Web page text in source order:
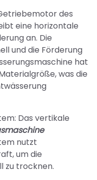
des
eine horizontale
an. Die
und die Förderung
hat
was die
Das vertikale
nutzt
um die
zu trocknen.